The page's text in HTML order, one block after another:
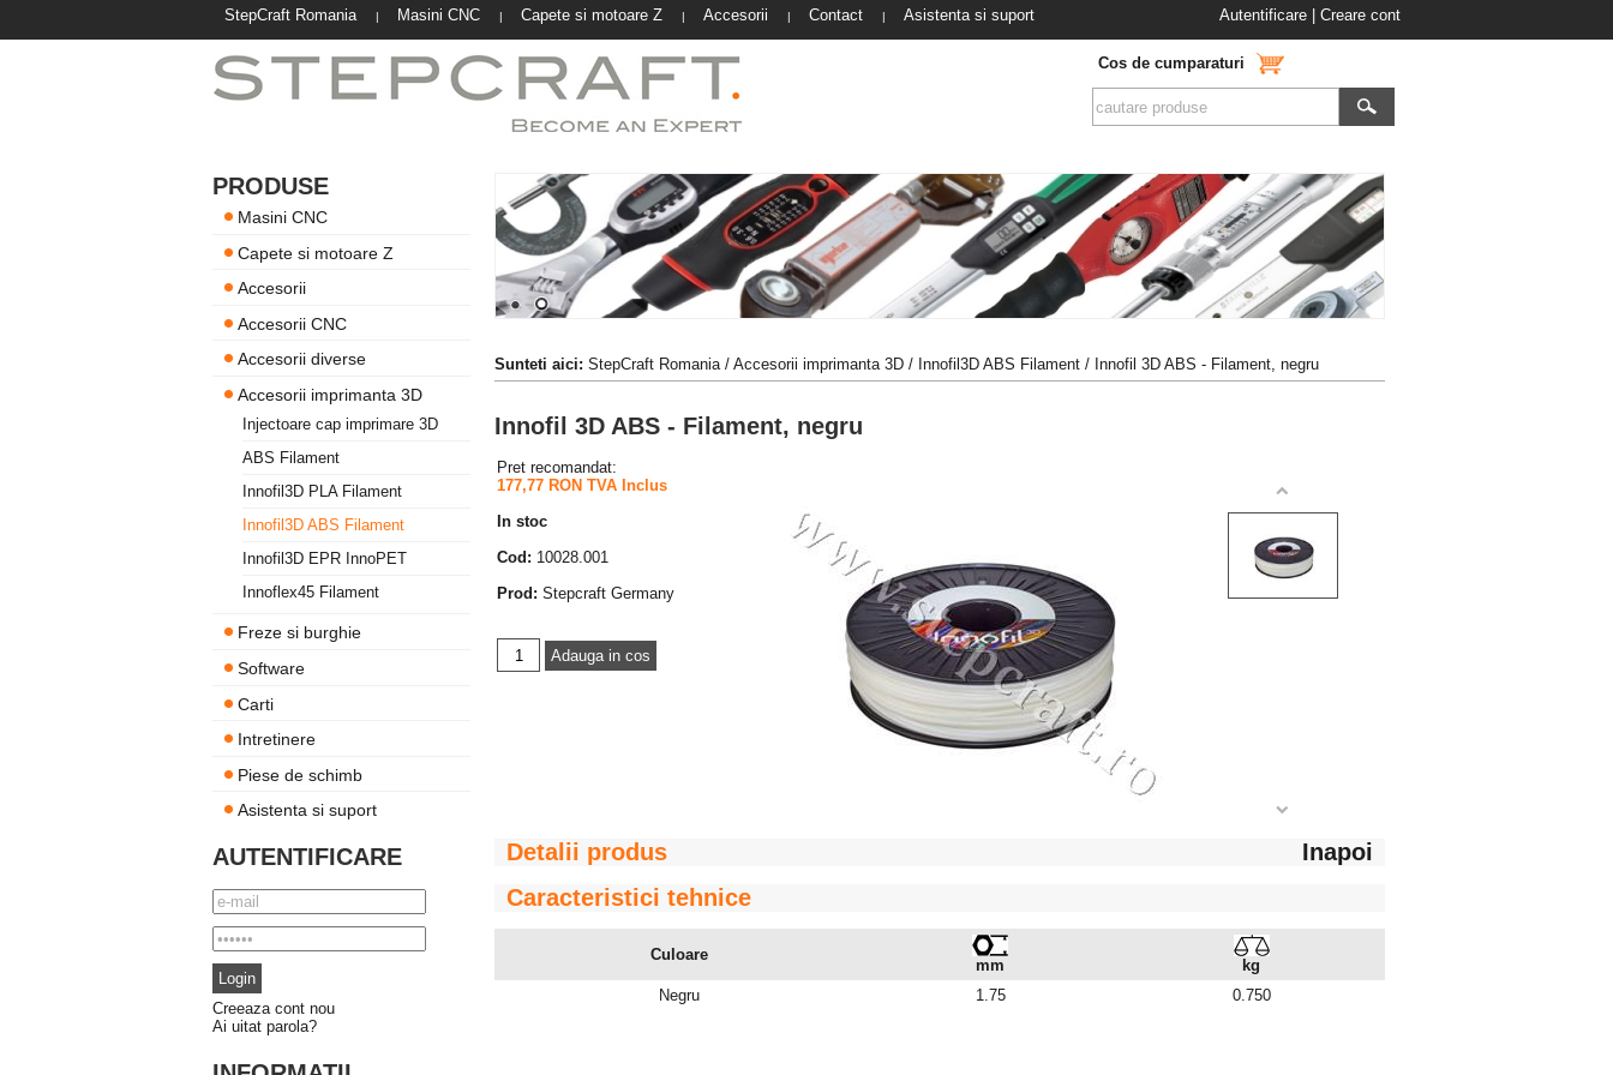
StepCraft Romania | Masini CNC | Capete si motoare Z | Accesorii | Contact | Asistenta si suport Autentificare Creare cont
Cos de cumparaturi
PRODUSE
Masini CNC
Capete si motoare Z
Accesorii
Accesorii CNC
Accesorii diverse
Accesorii imprimanta 3D
Injectoare cap imprimare 3D
ABS Filament
Innofil3D PLA Filament
Innofil3D ABS Filament
Innofil3D EPR InnoPET
Innoflex45 Filament
Freze si burghie
Software
Carti
Intretinere
Piese de schimb
Asistenta si suport
AUTENTIFICARE
Creeaza cont nou
Ai uitat parola?
Sunteti aici: StepCraft Romania/ Accesorii imprimanta 3D / Innofil3D ABS Filament / Innofil 3D ABS - Filament, negru
Innofil 3D ABS - Filament, negru
Pret recomandat:
177,77 RON TVA Inclus
In stoc
Cod: 10028.001
Prod: Stepcraft Germany
Detalii produs
Inapoi
Caracteristici tehnice
Culoare
mm
kg
Negru
1.75 0.750